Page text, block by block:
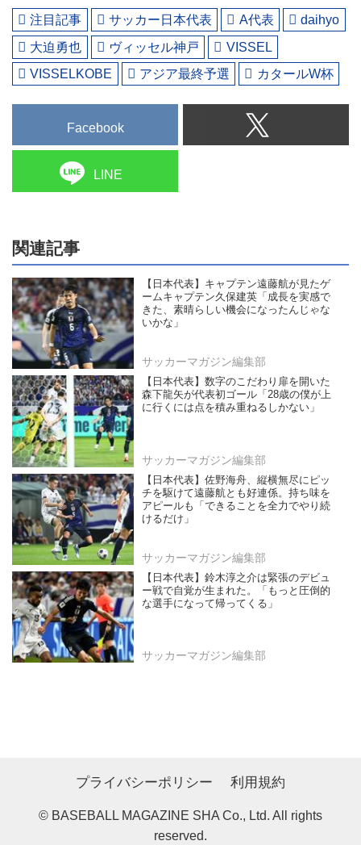
注目記事 サッカー日本代表 A代表
daihyo
大迫勇也
ヴィッセル神戸
VISSEL
VISSELKOBE
アジア最終予選 カタールW杯
Facebook
LINE
関連記事
【日本代表】キャプテン遠藤航が見たゲ
ームキャプテン久保建英「成長を実感で
きた、素晴らしい機会になったんじゃな
いかな」
サッカーマガジン編集部
【日本代表】数字のこだわり扉を開いた
森下龍矢が代表初ゴール「28歳の僕が上
に行くには点を積み重ねるしかない」
サッカーマガジン編集部
【日本代表】佐野海舟、縦横無尽にピッ
チを駆けて遠藤航とも好連係。持ち味を
アピールも「できることを全力でやり続
けるだけ」
サッカーマガジン編集部
【日本代表】鈴木淳之介は緊張のデビュ
ー戦で自覚が生まれた。「もっと圧倒的
な選手になって帰ってくる」
サッカーマガジン編集部
プライバシーポリシー 利用規約
© BASEBALL MAGAZINE SHA Co., Ltd. All rights
reserved.